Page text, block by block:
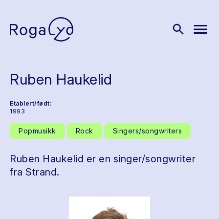
search menu
Ruben Haukelid
Etablert/født:
1993
Popmusikk Rock Singers/songwriters
Ruben Haukelid er en singer/songwriter
fra Strand.